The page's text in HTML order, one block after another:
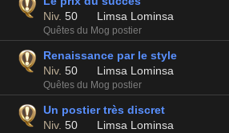
Niv. 50 Limsa Lominsa
Quêtes du Mog postier
Renaissance par le style
Niv. 50 Limsa Lominsa
Quêtes du Mog postier
Un postier très discret
Niv. 50 Limsa Lominsa